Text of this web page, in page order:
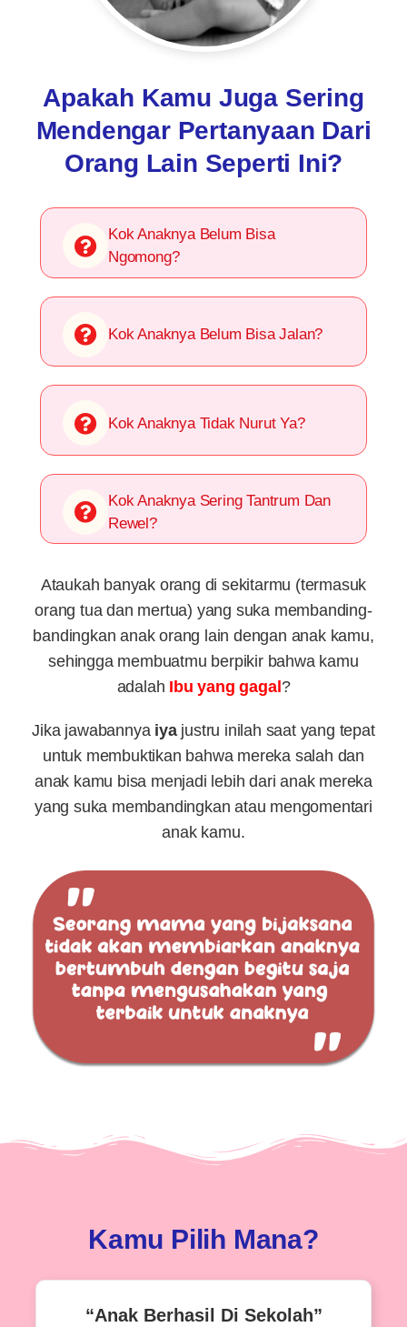
Apakah Kamu Juga Sering
Mendengar Pertanyaan Dari
Orang Lain Seperti Ini?
Kok Anaknya Belum Bisa
Ngomong?
Kok Anaknya Belum Bisa Jalan?
Kok Anaknya Tidak Nurut Ya?
Kok Anaknya Sering Tantrum Dan
Rewel?
Ataukah banyak orang di sekitarmu (termasuk
orang tua dan mertua) yang suka membanding-
bandingkan anak orang lain dengan anak kamu,
sehingga membuatmu berpikir bahwa kamu
adalah Ibu yang gagal ?
Jika jawabannya iyajustru inilah saat yang tepat
untuk membuktikan bahwa mereka salah dan
anak kamu bisa menjadi lebih dari anak mereka
yang suka membandingkan atau mengomentari
anak kamu.
Kamu Pilih Mana?
“Anak Berhasil Di Sekolah”